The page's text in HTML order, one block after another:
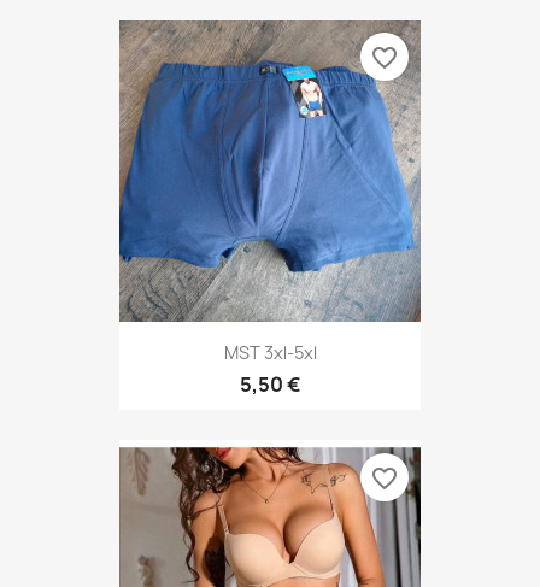
MST 3xl-5xl
5,50 €
favorite_border
favorite_border